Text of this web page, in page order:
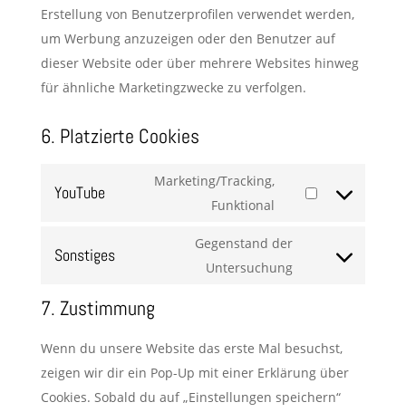
Erstellung von Benutzerprofilen verwendet werden,
um Werbung anzuzeigen oder den Benutzer auf
dieser Website oder über mehrere Websites hinweg
für ähnliche Marketingzwecke zu verfolgen.
6. Platzierte Cookies
YouTube
Marketing/Tracking,
Funktional
Consent
service
youtube
Sonstiges
Gegenstand der
Untersuchung
Consent
sonstiges
7. Zustimmung
Wenn du unsere Website das erste Mal besuchst,
zeigen wir dir ein Pop-Up mit einer Erklärung über
Cookies. Sobald du auf „Einstellungen speichern“